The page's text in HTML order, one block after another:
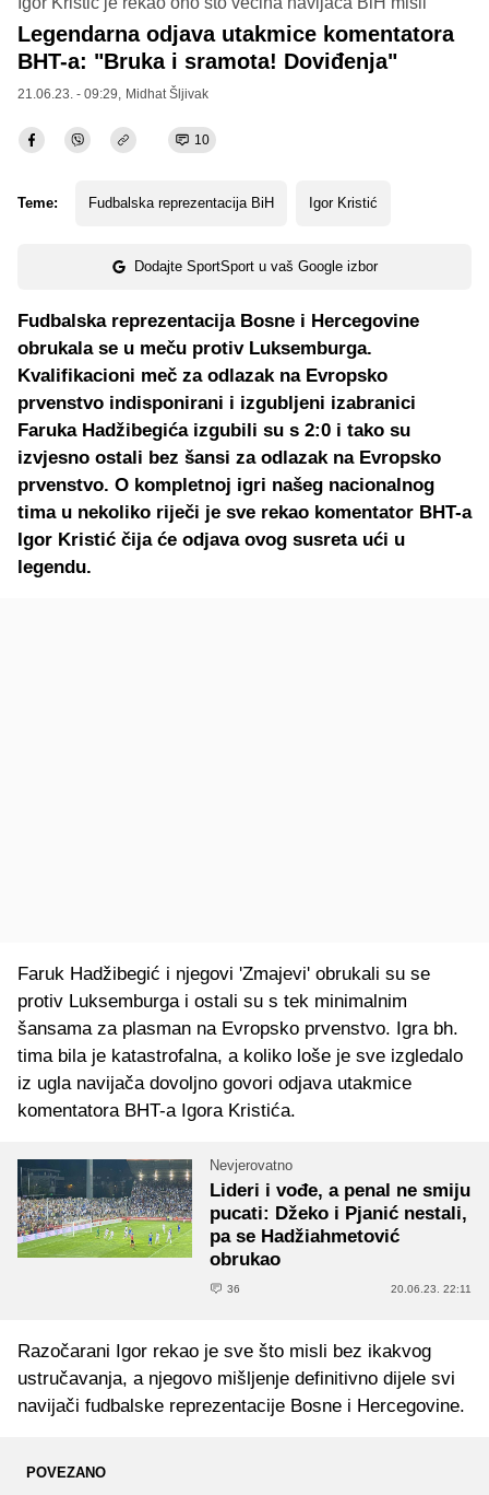
Legendarna odjava utakmice komentatora
BHT-a: "Bruka i sramota! Doviđenja"
21.06.23. - 09:29, Midhat Šljivak
10
Teme: Fudbalska reprezentacija BiH Igor Kristić
Dodajte SportSport u vaš Google izbor
Fudbalska reprezentacija Bosne i Hercegovine
obrukala se u meču protiv Luksemburga.
Kvalifikacioni meč za odlazak na Evropsko
prvenstvo indisponirani i izgubljeni izabranici
Faruka Hadžibegića izgubili su s 2:0 i tako su
izvjesno ostali bez šansi za odlazak na Evropsko
prvenstvo. O kompletnoj igri našeg nacionalnog
tima u nekoliko riječi je sve rekao komentator BHT-a
Igor Kristić čija će odjava ovog susreta ući u
legendu.
Faruk Hadžibegić i njegovi 'Zmajevi' obrukali su se
protiv Luksemburga i ostali su s tek minimalnim
šansama za plasman na Evropsko prvenstvo. Igra bh.
tima bila je katastrofalna, a koliko loše je sve izgledalo
iz ugla navijača dovoljno govori odjava utakmice
komentatora BHT-a Igora Kristića.
Nevjerovatno
Lideri i vođe, a penal ne smiju
pucati: Džeko i Pjanić nestali,
pa se Hadžiahmetović
obrukao
36 20.06.23. 22:11
Razočarani Igor rekao je sve što misli bez ikakvog
ustručavanja, a njegovo mišljenje definitivno dijele svi
navijači fudbalske reprezentacije Bosne i Hercegovine.
POVEZANO